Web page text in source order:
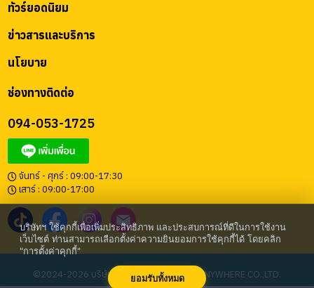
ช่องทางติดต่อ
094-053-1725
จันทร์ - ศุกร์ : 09:00-17:30
เสาร์ : 09:00-17:00
นโยบาย
ข่าวสารและบริการ
ทัวร์ยอดนิยม
©2024-2026 บริษัท โก เอนี่แวร์ จำกัด | GO ANYWHERE CO.,LTD.
บริษัทฯ ใช้คุกกี้เพื่อเพิ่มประสิทธิภาพ และประสบการณ์ที่ดีในการใช้งาน
เว็บไซต์ ท่านสามารถเลือกตั้งค่าความยินยอมการใช้คุกกี้ได้ โดยคลิก
"การตั้งค่าคุกกี้"
ยอมรับทั้งหมด